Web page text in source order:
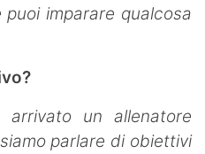
imparare qualcosa
un allenatore
parlare di obiettivi